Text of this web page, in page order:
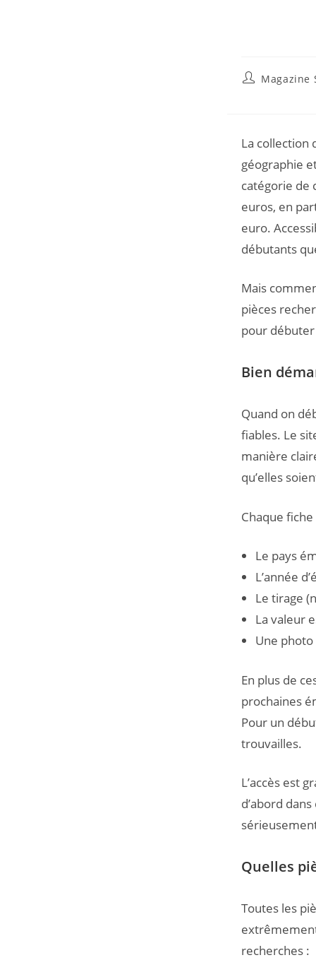
Magazine
La collection
géographie
catégorie de
euros, en
euro.
débutants
Mais
pièces
pour
Bien
Quand on
fiables. Le
manière
qu’elles
Chaque
Le pays
L’année
Le tirage
La valeur
Une
En plus de
prochaines
Pour un
trouvailles.
L’accès est
d’abord
Quelles
Toutes les
recherches :